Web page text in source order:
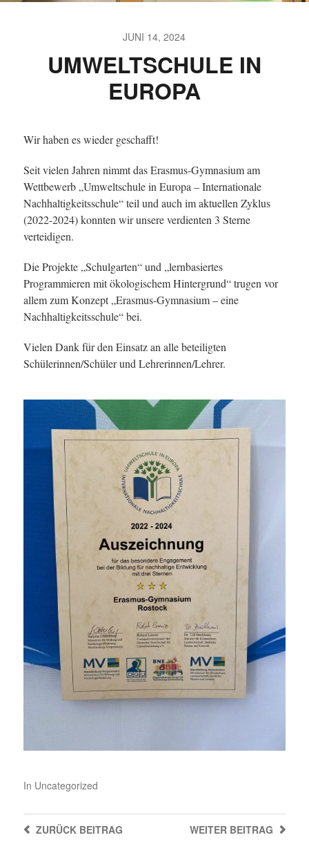
JUNI 14, 2024
UMWELTSCHULE IN
EUROPA
Wir haben es wieder geschafft!
Seit vielen Jahren nimmt das Erasmus-Gymnasium am
Wettbewerb „Umweltschule in Europa – Internationale
Nachhaltigkeitsschule“ teil und auch im aktuellen Zyklus
(2022-2024) konnten wir unsere verdienten 3 Sterne
verteidigen.
Die Projekte „Schulgarten“ und „lernbasiertes
Programmieren mit ökologischem Hintergrund“ trugen vor
allem zum Konzept „Erasmus-Gymnasium – eine
Nachhaltigkeitsschule“ bei.
Vielen Dank für den Einsatz an alle beteiligten
Schülerinnen/Schüler und Lehrerinnen/Lehrer.
In Uncategorized
WEITER BEITRAG
ZURÜCKBEITRAG